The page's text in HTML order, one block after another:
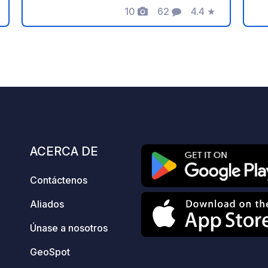
para visitar Cracovia gracias a sus
preciosas rutas ciclistas que le llevarán
10
Fotos
62
Comentarios
4.4
Calificación
★
ACERCA DE
Contáctenos
Aliados
Únase a nosotros
GeoSpot